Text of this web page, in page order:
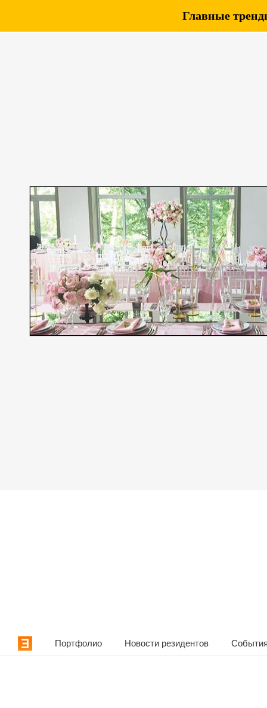
Главные
Портфолио Новости резидентов